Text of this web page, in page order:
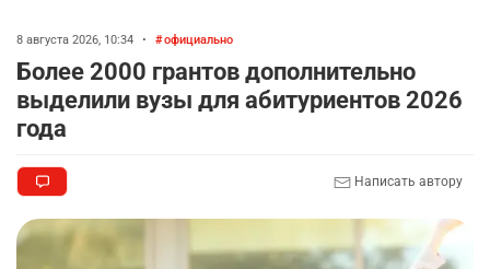
8 августа 2026, 10:34 • официально
Более 2000 грантов дополнительно
выделили вузы для абитуриентов 2026
года
Написать автору